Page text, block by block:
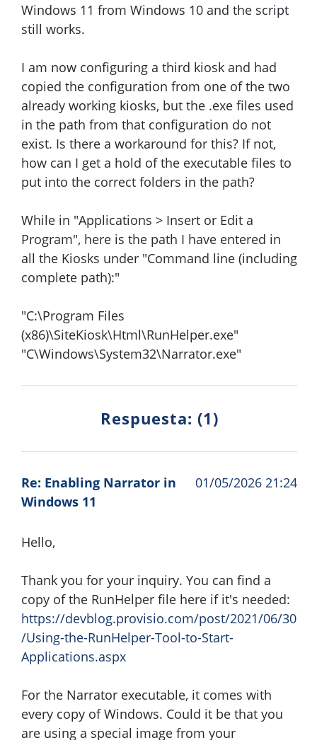
Windows 11 from Windows 10 and the script
still works.
I am now configuring a third kiosk and had
copied the configuration from one of the two
already working kiosks, but the .exe files used
in the path from that configuration do not
exist. Is there a workaround for this? If not,
how can I get a hold of the executable files to
put into the correct folders in the path?
While in "Applications > Insert or Edit a
Program", here is the path I have entered in
all the Kiosks under "Command line (including
complete path):"
"C:\Program Files
(x86)\SiteKiosk\Html\RunHelper.exe"
"C\Windows\System32\Narrator.exe"
Respuesta: (1)
Re: Enabling Narrator in
Windows 11
01/05/2026 21:24
Hello,
Thank you for your inquiry. You can find a
copy of the RunHelper file here if it's needed:
https://devblog.provisio.com/post/2021/06/30
/Using-the-RunHelper-Tool-to-Start-
Applications.aspx
For the Narrator executable, it comes with
every copy of Windows. Could it be that you
are using a special image from your